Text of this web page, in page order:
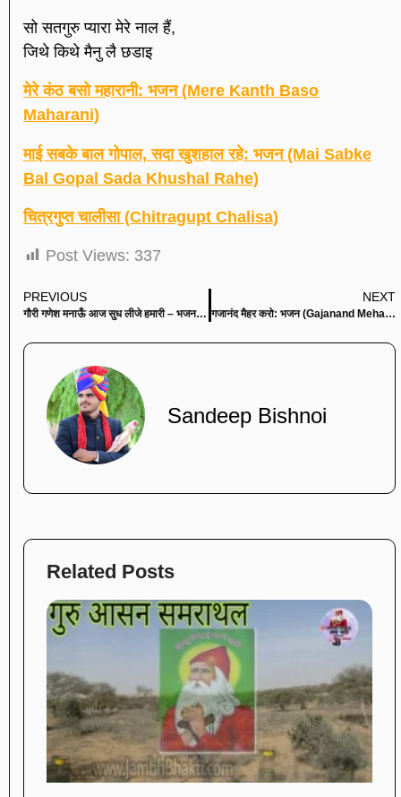
सो सतगुरु प्यारा मेरे नाल हैं,
जिथे किथे मैनु लै छडाइ
मेरे कंठ बसो महारानी: भजन (Mere Kanth Baso
Maharani)
माई सबके बाल गोपाल, सदा खुशहाल रहे: भजन (Mai Sabke
Bal Gopal Sada Khushal Rahe)
चित्रगुप्त चालीसा (Chitragupt Chalisa)
Post Views: 337
PREVIOUS
गौरी गणेश मनाऊँ आज सुध लीजे हमारी – भजन (Gauri Ganesh Manau Aaj Sudh Lije Hamari)
NEXT
गजानंद मैहर करो: भजन (Gajanand Mehar Karo)
Sandeep Bishnoi
Related Posts